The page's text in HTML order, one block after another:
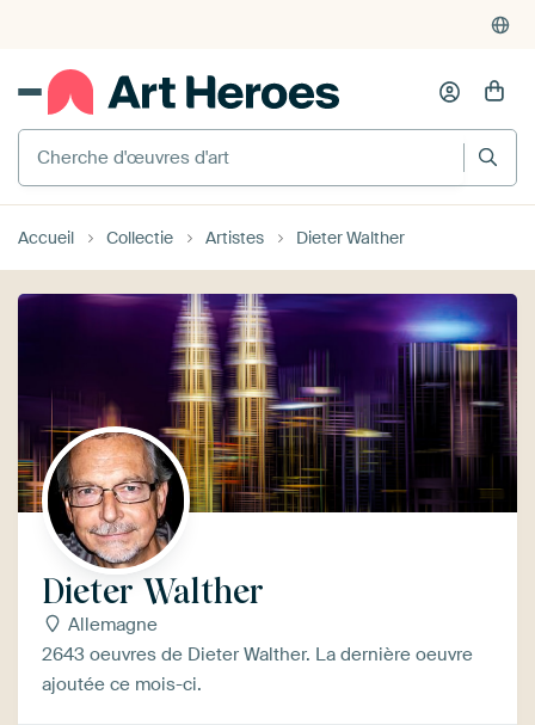
375'000+ murs vides remplis
Cherche d'œuvres d'art
Accueil Collectie Artistes Dieter Walther
Dieter Walther
Allemagne
2643 oeuvres de Dieter Walther. La dernière oeuvre
ajoutée ce mois-ci.